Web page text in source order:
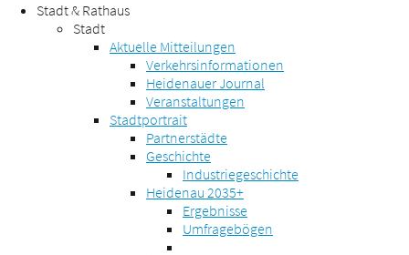
Stadt & Rathaus
Stadt
Aktuelle Mitteilungen
Verkehrsinformationen
Heidenauer Journal
Veranstaltungen
Stadtportrait
Partnerstädte
Geschichte
Industriegeschichte
Heidenau 2035+
Ergebnisse
Umfragebögen